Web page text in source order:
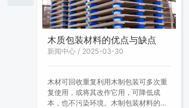
木质包装材料的优点与缺点
新闻中心 / 2025-03-30
木材可回收重复利用木制包装可多次重
复使用，或将其改作它用，可降低成
本，也不污染环境。木制包装材料的主